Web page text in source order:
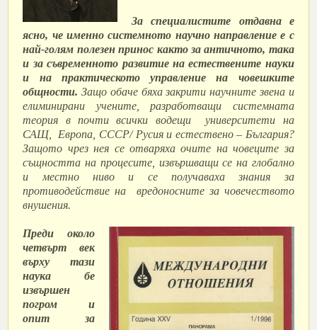
За специалистите отдавна е
ясно, че именно системното научно направление е с
най-голям полезен принос както за античното, така
и за съвременното развитие на естествените науки
и на практическото управление на човешките
общности. Защо обаче бяха закрити научните звена и
елиминирани учените, разработващи системната
теория в почти всички водещи университети на
САЩ, Европа, СССР/ Русия и естествено – България?
Защото чрез нея се отваряха очите на човеците за
същността на процесите, извършващи се на глобално
и местно ниво и се получаваха знания за
противодействие на вредоносните за човечеството
внушения.
Преди около
четвърт век
върху тази
наука бе
извършен
погром и
опит за